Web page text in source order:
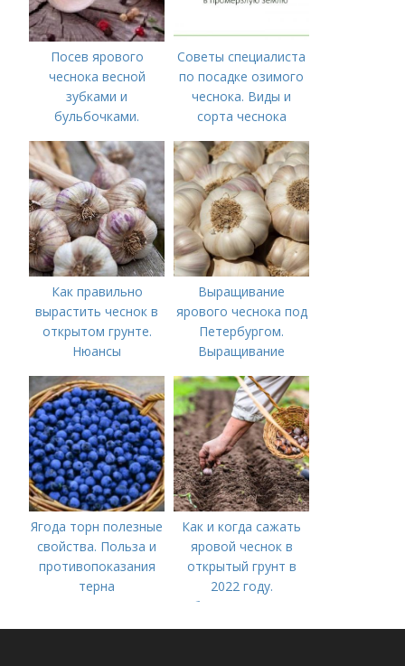
Посев ярового
чеснока весной
зубками и
бульбочками.
посадки озимого
чеснока
Советы специалиста
по посадке озимого
чеснока. Виды и
сорта чеснока
Как правильно
вырастить чеснок в
открытом грунте.
Нюансы
озимого чеснока
Выращивание
ярового чеснока под
Петербургом.
Выращивание
важных моментов
Ягода торн полезные
свойства. Польза и
противопоказания
терна
Как и когда сажать
яровой чеснок в
открытый грунт в
2022 году.
Добавление статьи в
новую подборку